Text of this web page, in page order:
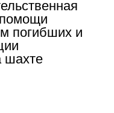
погибших и
шахте